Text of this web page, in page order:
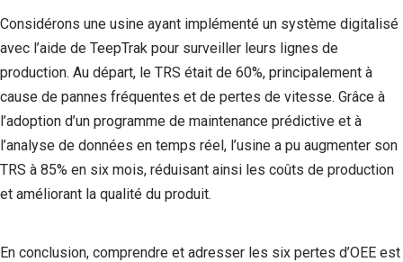
Considérons une usine ayant implémenté un système digitalisé
avec l’aide de TeepTrak pour surveiller leurs lignes de
production. Au départ, le TRS était de 60%, principalement à
cause de pannes fréquentes et de pertes de vitesse. Grâce à
l’adoption d’un programme de maintenance prédictive et à
l’analyse de données en temps réel, l’usine a pu augmenter son
TRS à 85% en six mois, réduisant ainsi les coûts de production
et améliorant la qualité du produit.
En conclusion, comprendre et adresser les six pertes d’OEE est